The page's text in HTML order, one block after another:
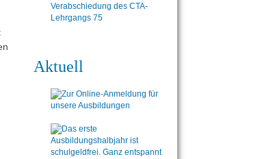
Verabschiedung des CTA-
Lehrgangs 75
Aktuell